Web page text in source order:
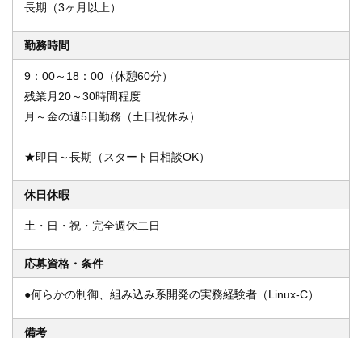
長期（3ヶ月以上）
勤務時間
9：00～18：00（休憩60分）
残業月20～30時間程度
月～金の週5日勤務（土日祝休み）
★即日～長期（スタート日相談OK）
休日休暇
土・日・祝・完全週休二日
応募資格・条件
●何らかの制御、組み込み系開発の実務経験者（Linux-C）
備考